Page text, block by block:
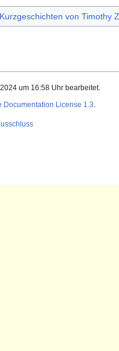
Kurzgeschichten von Timothy
um 16:58 Uhr bearbeitet.
Documentation License 1.3.